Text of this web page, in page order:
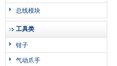
总线模块
工具类
钳子
气动爪手